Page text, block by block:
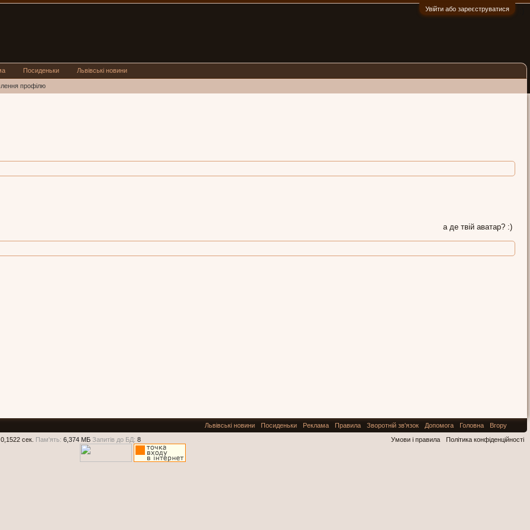
Увійти або зареєструватися
а де твій аватар? :)
профілю
Посиденьки Львівські новини
Львівські новини Посиденьки Реклама Правила Зворотній зв'язок Допомога Головна
Вгору
Умови і правила
Політика конфіденційності
0,1522 сек. Пам'ять: 6,374 МБ Запитів до БД: 8